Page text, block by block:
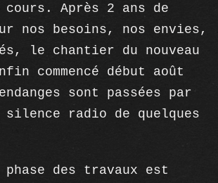
Après 2 ans de
nos besoins, nos envies,
le chantier du nouveau
commencé début août
sont passées par
radio de quelques
phase des travaux est